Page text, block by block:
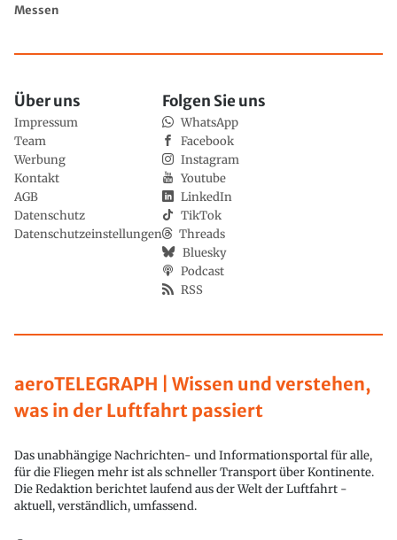
Messen
aeroTELEGRAPH | Wissen und verstehen,
was in der Luftfahrt passiert
Das unabhängige Nachrichten- und Informationsportal für alle,
für die Fliegen mehr ist als schneller Transport über Kontinente.
Die Redaktion berichtet laufend aus der Welt der Luftfahrt -
aktuell, verständlich, umfassend.
Über uns
Impressum
Team
Werbung
Kontakt
AGB
Datenschutz
Datenschutzeinstellungen
Folgen Sie uns
WhatsApp
Facebook
Instagram
Youtube
LinkedIn
TikTok
Threads
Bluesky
Podcast
RSS